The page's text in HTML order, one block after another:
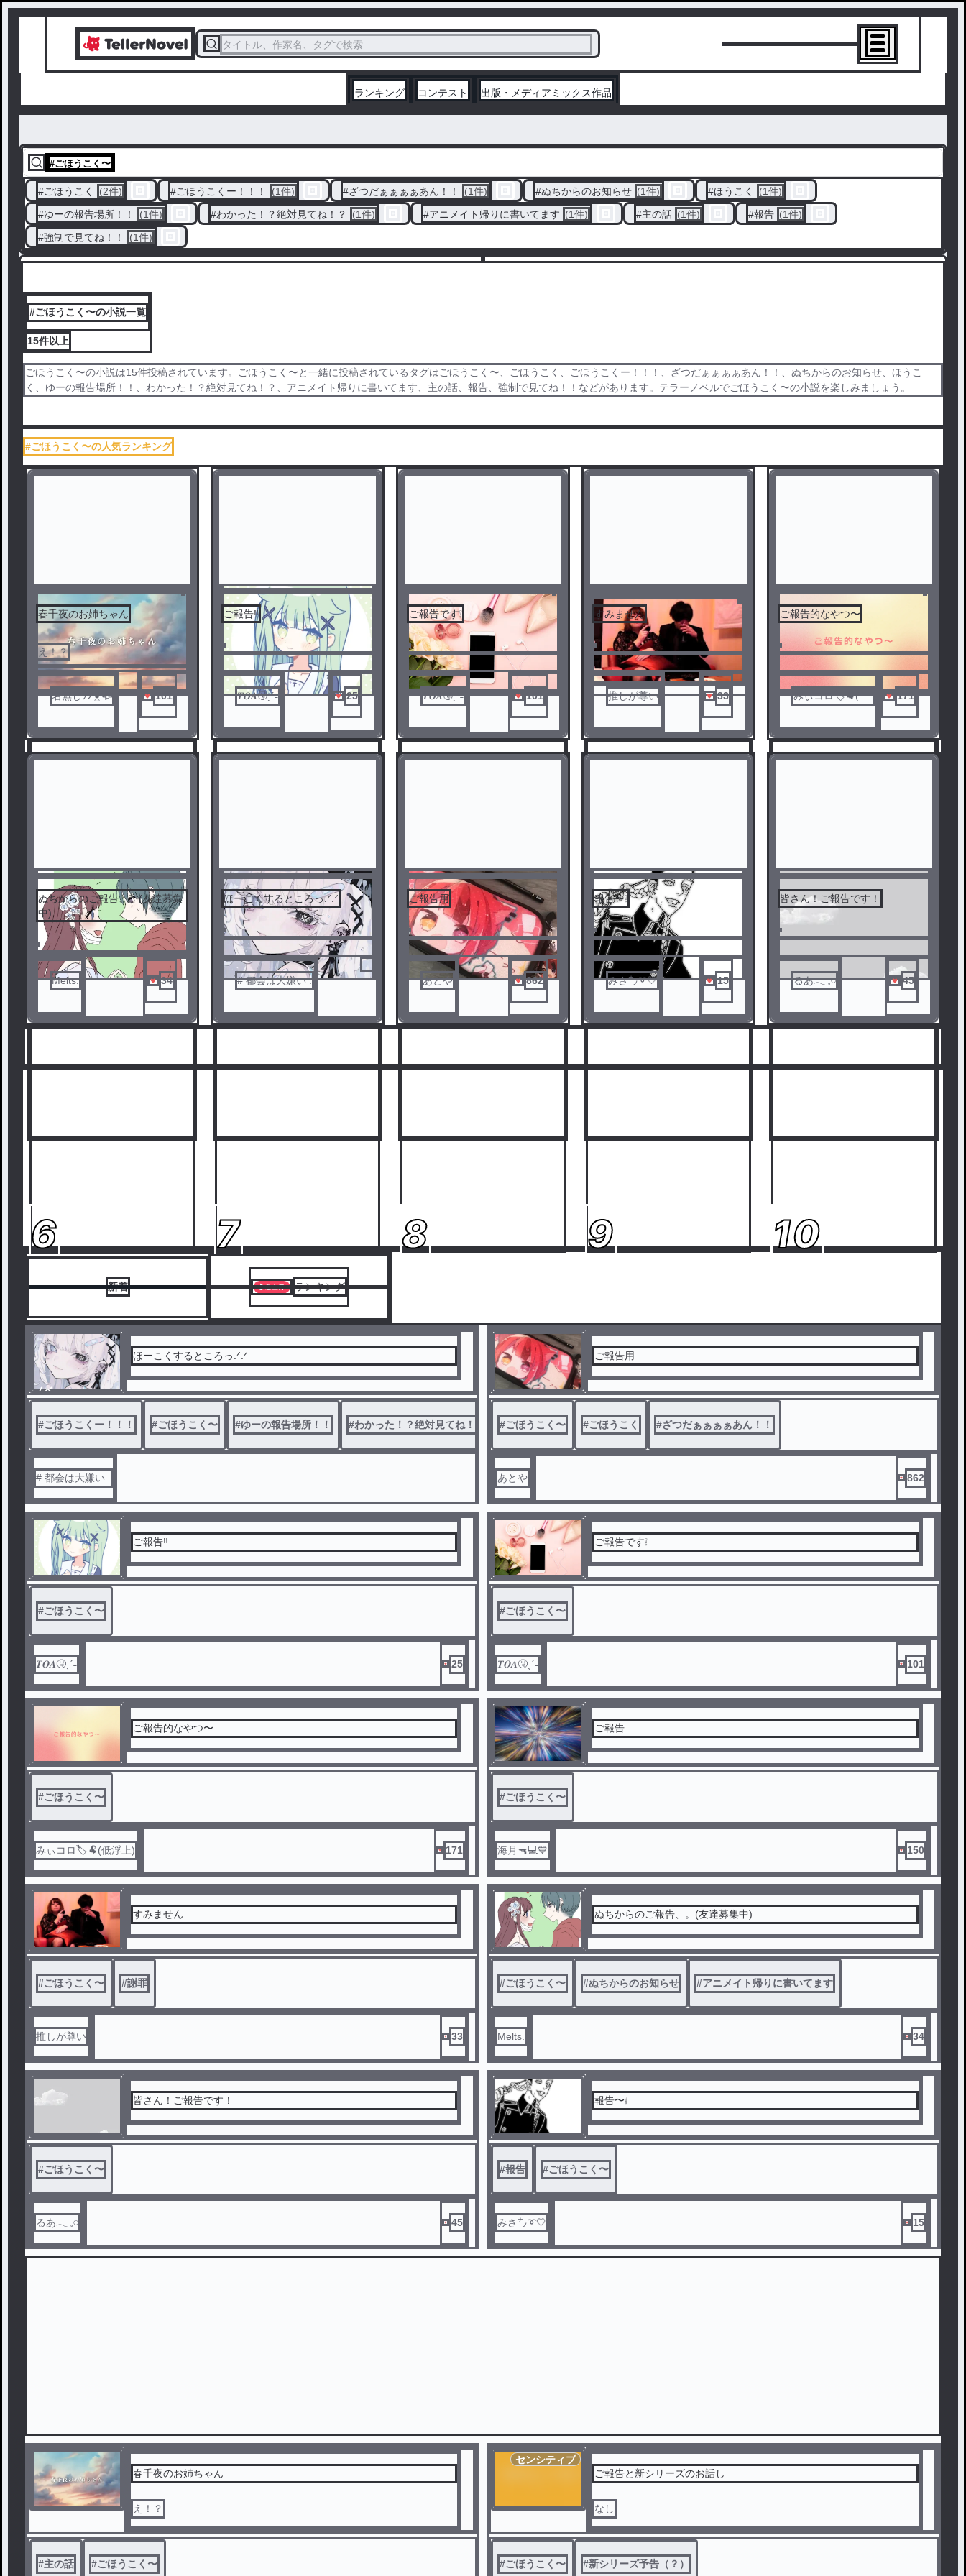
タイトル、作家名、タグで検索
ランキング コンテスト 出版・メディアミックス作品
#ごほうこく〜
#ごほうこく (2件) #ごほうこくー！！！ (1件) #ざつだぁぁぁぁあん！！ (1件) #ぬちからのお知らせ (1件) #ほうこく
(1件)
#ゆーの報告場所！！ (1件) #わかった！？絶対見てね！？ (1件) #アニメイト帰りに書いてます (1件) #主の話 (1件) #報告 (1件)
#強制で見てね！！ (1件)
#ごほうこく〜の小説一覧
15件以上
ごほうこく〜の小説は15件投稿されています。ごほうこく〜と一緒に投稿されているタグはごほうこく〜、ごほうこく、ごほうこくー！！！、ざつだぁぁぁぁあん！！、ぬちからのお知らせ、ほうこ
く、ゆーの報告場所！！、わかった！？絶対見てね！？、アニメイト帰りに書いてます、主の話、報告、強制で見てね！！などがあります。テラーノベルでごほうこく〜の小説を楽しみましょう。
#ごほうこく〜の人気ランキング
春千夜のお姉ちゃん
え！？
名無しｸﾝ🐥🥀 101
1
ご報告‼️
𝑻𝑶𝑨🤧ˎˊ˗ 25
2
ご報告です❕
𝑻𝑶𝑨🤧ˎˊ˗ 101
3
すみません
推しが尊い 33
4
ご報告的なやつ〜
みぃコロ🏷🐏(低
171
5
ぬちからのご報告、。(友達募集
中)
Melts. 34
6
# 都会は大嫌い .
7
ご報告用
あとや 862
8
報告〜❕
みさ㌨➰🤍 15
9
皆さん！ご報告です！
るあ‎𓂃 𓈒𓏸 45
10
新着 ランキング
ノベ
ル
#ごほうこくー！！！ #ごほうこく〜 #ゆーの報告場所！！ #わかった！？絶対見てね！？ #絶対見てね！ #強制で見てね！！
# 都会は大嫌い .
ご報告用
#ごほうこく〜 #ごほうこく #ざつだぁぁぁぁあん！！
あとや 862
ご報告‼️
#ごほうこく〜
𝑻𝑶𝑨🤧ˎˊ˗ 25
ご報告です❕
#ごほうこく〜
𝑻𝑶𝑨🤧ˎˊ˗ 101
ご報告的なやつ〜
#ごほうこく〜
みぃコロ🏷🐏(低浮上) 171
ご報告
#ごほうこく〜
海月🔫💻💙 150
すみません
#ごほうこく〜 #謝罪
推しが尊い 33
ぬちからのご報告、。(友達募集中)
#ごほうこく〜 #ぬちからのお知らせ #アニメイト帰りに書いてます
Melts. 34
皆さん！ご報告です！
#ごほうこく〜
るあ‎𓂃 𓈒𓏸 45
報告〜❕
#報告 #ごほうこく〜
みさ㌨➰🤍 15
春千夜のお姉ちゃん
え！？
#主の話 #ごほうこく〜
センシティブ
ご報告と新シリーズのお話し
なし
#ごほうこく〜 #新シリーズ予告（？）